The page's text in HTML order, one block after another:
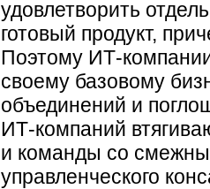
удовлетворить
готовый продукт,
Поэтому ИТ-
своему базовому
объединений и
ИТ-компаний
и команды со
управленческого